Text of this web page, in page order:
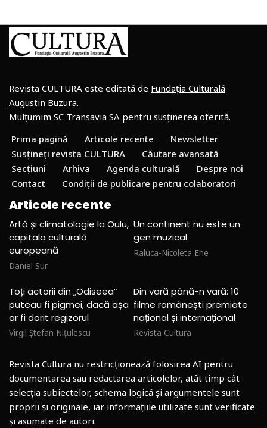
Revista CULTURA este editată de Fundația Culturală
Augustin Buzura.
Mulțumim SC Transavia SA pentru susținerea oferită.
Prima pagină
Articole recente
Newsletter
Susțineți revista CULTURA
Căutare avansată
Secțiuni
Arhiva Agenda culturală
Despre noi
Contact
Condiții de publicare pentru colaboratori
Articole recente
Artă și climatologie la Oulu,
capitala culturală
europeană
Daniel Sur
Un continent nu este un
gen muzical
Raluca-Nicoleta Ene
Toți actorii din „Odiseea”
puteau fi pigmei, dacă așa
ar fi dorit regizorul
Virgil Ștefan Nițulescu
Din vară până-n vară: 10
filme românești premiate
național și internațional
Revista Cultura
Revista Cultura nu restricționează folosirea AI pentru
documentarea sau redactarea articolelor, atât timp cât
selecția subiectelor, schema logică și argumentele sunt
proprii și originale, iar informațiile utilizate sunt verificate
și asumate de autori.